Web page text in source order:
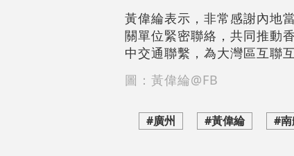
黃偉綸表示，非常感謝內地
關單位緊密聯絡，共同推動
中交通聯繫，為大灣區互聯
圖：黃偉綸@FB
#廣州 #黃偉綸 #